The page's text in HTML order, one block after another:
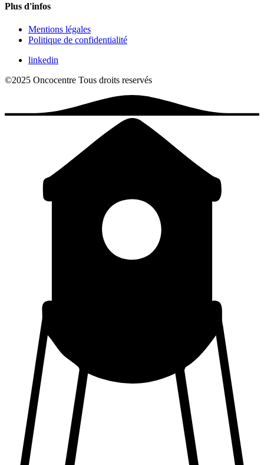
Plus d'infos
Mentions légales
Politique de confidentialité
linkedin
©2025 Oncocentre Tous droits reservés